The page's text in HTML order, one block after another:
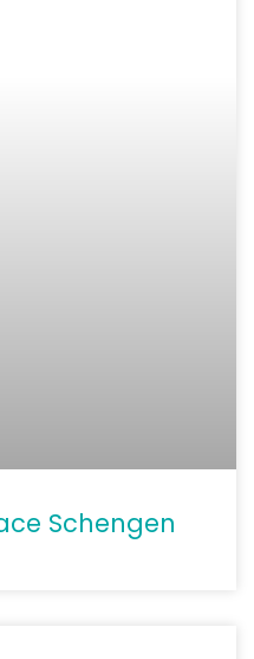
Schengen